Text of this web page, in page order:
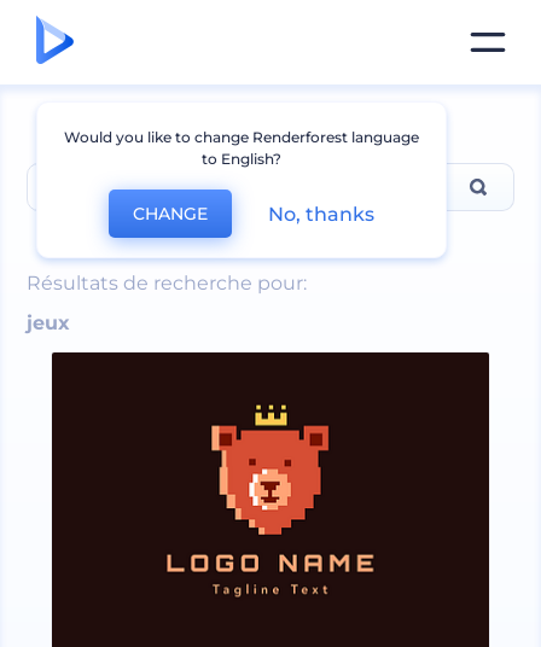
jeux
Résultats de recherche pour:
jeux
Would you like to change Renderforest language
to English?
CHANGE No, thanks